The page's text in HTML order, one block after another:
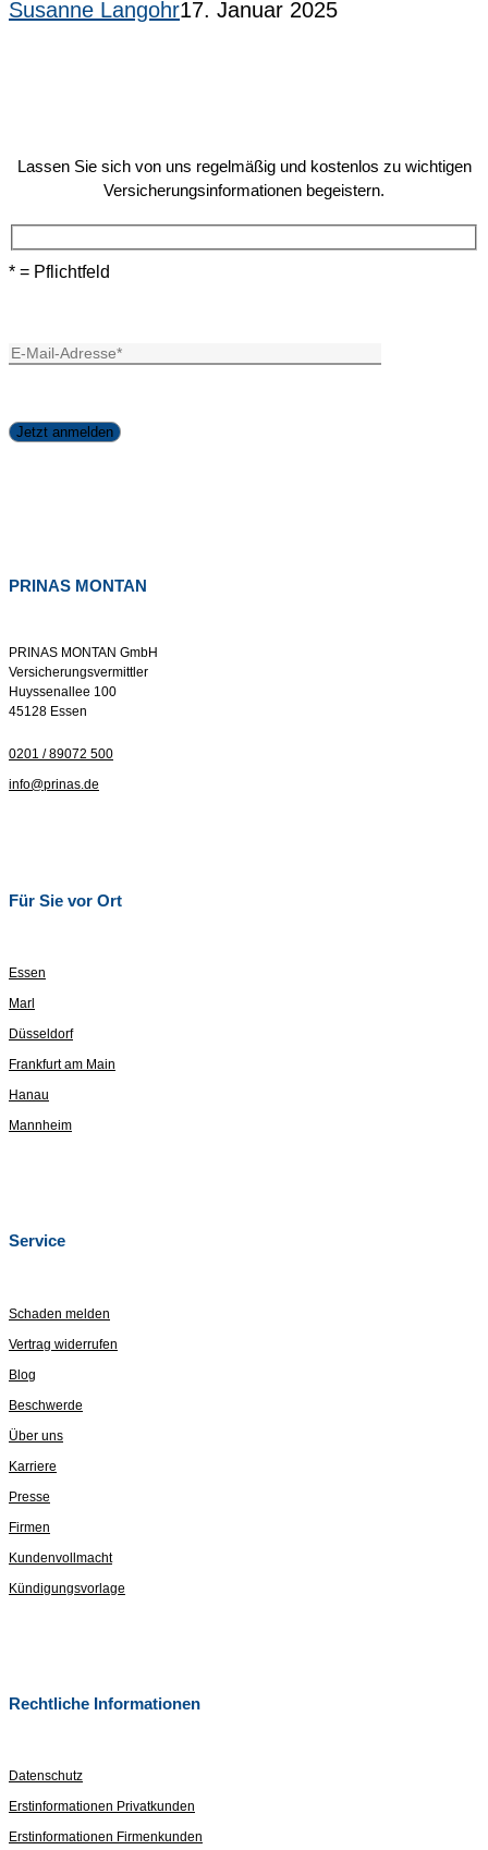
Susanne Langohr17. Januar 2025
Lassen Sie sich von uns regelmäßig und kostenlos zu wichtigen
Versicherungsinformationen begeistern.
* = Pflichtfeld
PRINAS MONTAN
PRINAS MONTAN GmbH
Versicherungsvermittler
Huyssenallee 100
45128 Essen
0201 / 89072 500
info@prinas.de
Für Sie vor Ort
Essen
Marl
Düsseldorf
Frankfurt am Main
Hanau
Mannheim
Service
Schaden melden
Vertrag widerrufen
Blog
Beschwerde
Über uns
Karriere
Presse
Firmen
Kundenvollmacht
Kündigungsvorlage
Rechtliche Informationen
Datenschutz
Erstinformationen Privatkunden
Erstinformationen Firmenkunden